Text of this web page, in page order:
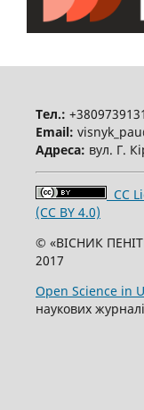
Тел.:
Email:
Адреса: вул. Г.
CC
(CC BY 4.0)
© «ВІСНИК
2017
Open Science in
наукових